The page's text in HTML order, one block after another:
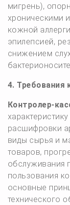
мигрень),
хроническими
кожной
эпилепсией,
снижением
4. Требования
Контролер-
расшифровки
виды сырья и
товаров,
обслуживания
пользования
основные
технического